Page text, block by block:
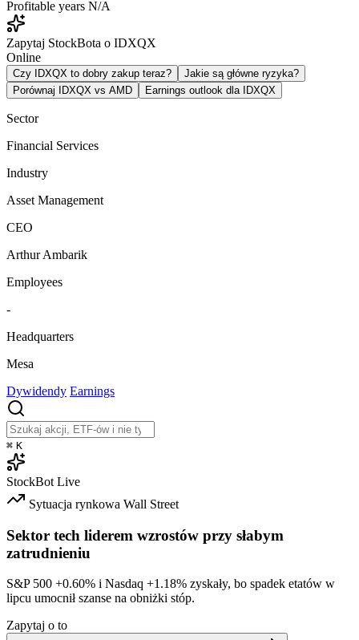
Profitable years N/A
Zapytaj StockBota o IDXQX
Online
Czy IDXQX to dobry zakup teraz?
Jakie są główne ryzyka?
Porównaj IDXQX vs AMD
Earnings outlook dla IDXQX
Sector
Financial Services
Industry
Asset Management
CEO
Arthur Ambarik
Employees
-
Headquarters
Mesa
Dywidendy Earnings
⌘ K
StockBot Live
Sytuacja rynkowa Wall Street
Sektor tech liderem wzrostów przy słabym
zatrudnieniu
S&P 500 +0.60% i Nasdaq +1.18% zyskały, bo spadek etatów w
lipcu umocnił szanse na obniżki stóp.
Zapytaj o to